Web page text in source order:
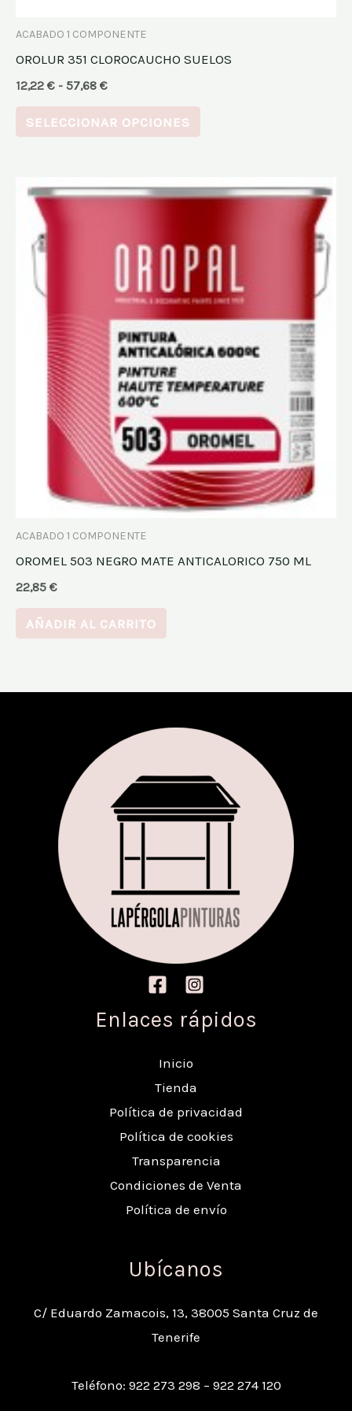
ACABADO 1 COMPONENTE
OROLUR 351 CLOROCAUCHO SUELOS
12,22 € - 57,68 €
SELECCIONAR OPCIONES
ACABADO 1 COMPONENTE
OROMEL 503 NEGRO MATE ANTICALORICO 750 ML
22,85 €
AÑADIR AL CARRITO
Enlaces rápidos
Inicio
Tienda
Política de privacidad
Política de cookies
Transparencia
Condiciones de Venta
Política de envío
Ubícanos
C/ Eduardo Zamacois, 13, 38005 Santa Cruz de
Tenerife
Teléfono: 922 273 298 – 922 274 120